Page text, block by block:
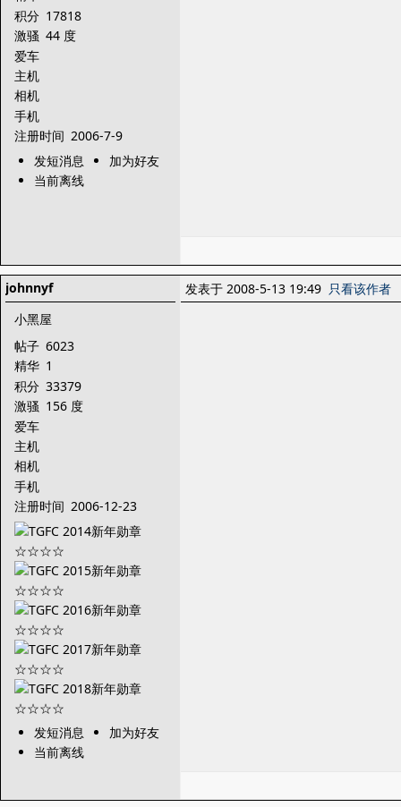
积分 17818
激骚 44 度
爱车
主机
相机
手机
注册时间 2006-7-9
发短消息
加为好友
当前离线
johnnyf
小黑屋
帖子 6023
精华 1
积分 33379
激骚 156 度
爱车
主机
相机
手机
注册时间 2006-12-23
发短消息
加为好友
当前离线
发表于 2008-5-13 19:49 只看该作者